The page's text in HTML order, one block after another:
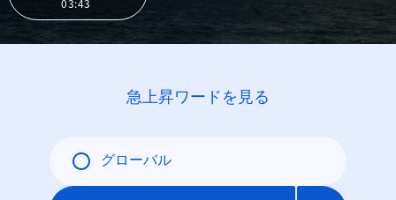
03:43
急上昇ワードを見る
グローバル